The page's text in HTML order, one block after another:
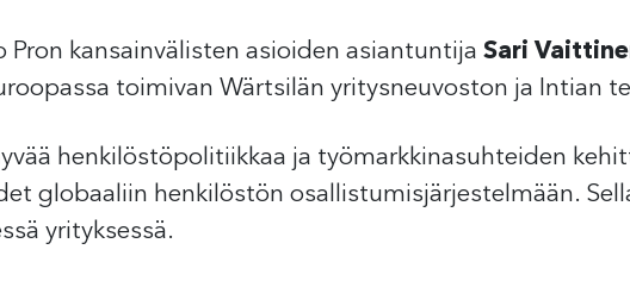
kansainvälisten asioiden asiantuntija Sari
toimivan Wärtsilän yritysneuvoston ja Intian
henkilöstöpolitiikkaa ja työmarkkinasuhteiden
globaaliin henkilöstön osallistumisjärjestelmään.
yrityksessä.